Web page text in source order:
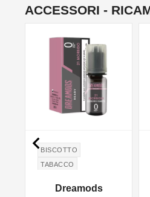
ACCESSORI -
BISCOTTO
TABACCO
Dreamods
